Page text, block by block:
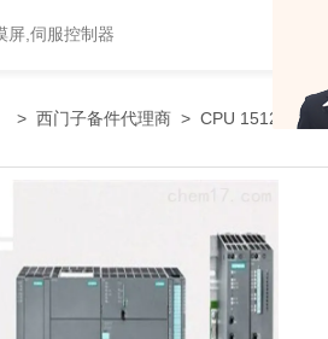
屏,伺服控制器
> 西门子备件代理商 > CPU 1512C-1